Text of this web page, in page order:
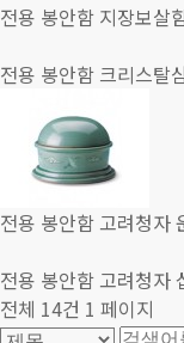
전용 봉안함 지장보살
전용 봉안함 크리스탈
전용 봉안함 고려청자
전용 봉안함 고려청자
전체 14건 1 페이지